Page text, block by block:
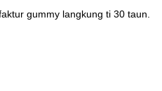
gummy langkung ti 30 taun.​​​​​​​